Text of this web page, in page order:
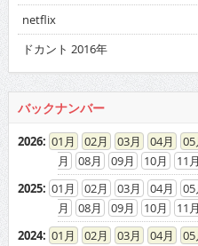
netflix
ドカント 2016年
バックナンバー
2026: 01 02 03 04 05
08
09 10 11
2025: 01 02 03 04 05
08
09 10 11
2024: 01 02 03 04 05